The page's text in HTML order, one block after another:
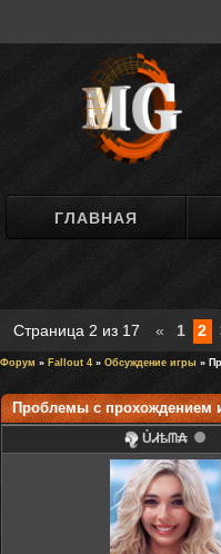
ГЛАВНАЯ
Страница 2 из 17 « 1 2
Форум » Fallout 4 » Обсуждение игры »
Проблемы с прохождением
ỦᏗѣᗰ₳